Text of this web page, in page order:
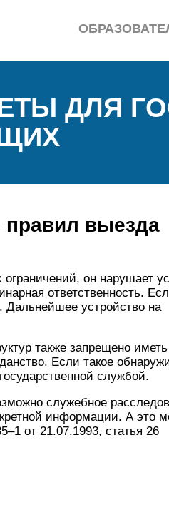
ДЛЯ
правил выезда
он нарушает
ответственность.
Дальнейшее устройство на
также запрещено
Если такое
службой.
служебное
информации. А это
от 21.07.1993, статья 26